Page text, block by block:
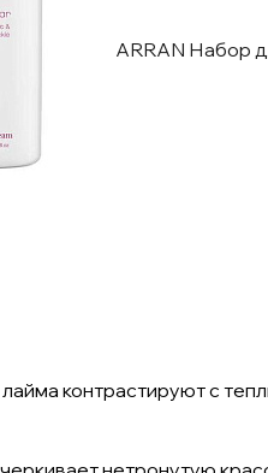
ARRAN Набор
контрастируют с